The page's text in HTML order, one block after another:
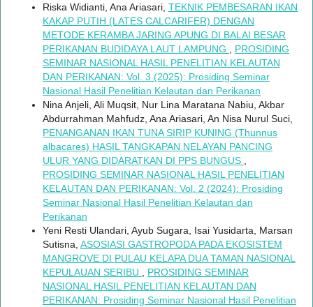
Riska Widianti, Ana Ariasari, TEKNIK PEMBESARAN IKAN
KAKAP PUTIH (LATES CALCARIFER) DENGAN
METODE KERAMBA JARING APUNG DI BALAI BESAR
PERIKANAN BUDIDAYA LAUT LAMPUNG
PROSIDING
SEMINAR NASIONAL HASIL PENELITIAN KELAUTAN
DAN PERIKANAN: Vol. 3 (2025): Prosiding Seminar
Nasional Hasil Penelitian Kelautan dan Perikanan
Nina Anjeli, Ali Muqsit, Nur Lina Maratana Nabiu, Akbar
Abdurrahman Mahfudz, Ana Ariasari, An Nisa Nurul Suci,
PENANGANAN IKAN TUNA SIRIP KUNING (Thunnus
albacares) HASIL TANGKAPAN NELAYAN PANCING
ULUR YANG DIDARATKAN DI PPS BUNGUS
PROSIDING SEMINAR NASIONAL HASIL PENELITIAN
KELAUTAN DAN PERIKANAN: Vol. 2 (2024): Prosiding
Seminar Nasional Hasil Penelitian Kelautan dan
Perikanan
Yeni Resti Ulandari, Ayub Sugara, Isai Yusidarta, Marsan
Sutisna, ASOSIASI GASTROPODA PADA EKOSISTEM
MANGROVE DI PULAU KELAPA DUA TAMAN NASIONAL
KEPULAUAN SERIBU
PROSIDING SEMINAR
NASIONAL HASIL PENELITIAN KELAUTAN DAN
PERIKANAN: Prosiding Seminar Nasional Hasil Penelitian